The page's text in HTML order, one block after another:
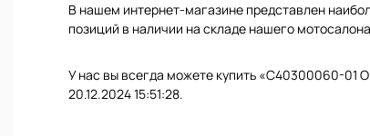
В нашем интернет-магазине представлен
позиций в наличии на складе нашего
У нас вы всегда можете купить «С40300060-01
20.12.2024 15:51:28.